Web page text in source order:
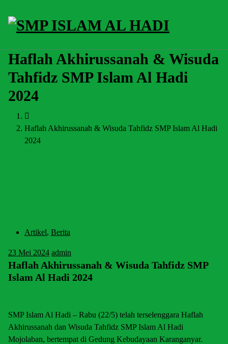
content
Haflah Akhirussanah & Wisuda
Tahfidz SMP Islam Al Hadi
2024
Haflah Akhirussanah & Wisuda Tahfidz SMP Islam Al Hadi
2024
Artikel, Berita
23 Mei 2024 admin
Haflah Akhirussanah & Wisuda Tahfidz SMP
Islam Al Hadi 2024
SMP Islam Al Hadi – Rabu (22/5) telah terselenggara Haflah
Akhirussanah dan Wisuda Tahfidz SMP Islam Al Hadi
Mojolaban, bertempat di Gedung Kebudayaan Karanganyar.